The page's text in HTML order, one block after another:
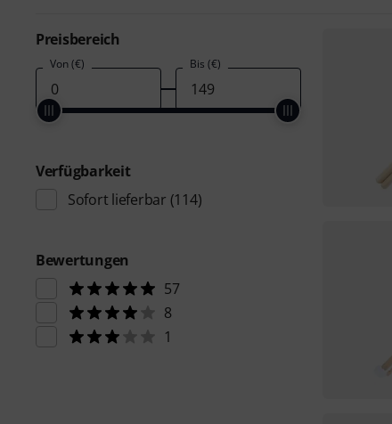
Preisbereich
Von (€) Bis (€)
Verfügbarkeit
Sofort lieferbar (114)
Bewertungen
57
8
1